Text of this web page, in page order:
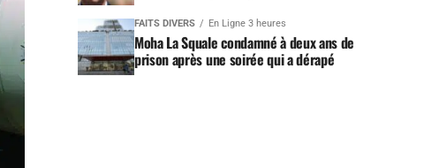
FAITS DIVERS En Ligne 3 heures
Moha La Squale condamné à deux ans de
prison après une soirée qui a dérapé